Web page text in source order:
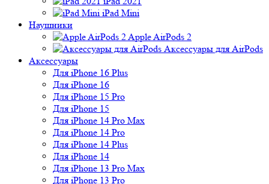
iPad Mini
Наушники
Apple AirPods 2
Аксессуары для AirPods
Аксессуары
Для iPhone 16 Plus
Для iPhone 16
Для iPhone 15 Pro
Для iPhone 15
Для iPhone 14 Pro Max
Для iPhone 14 Pro
Для iPhone 14 Plus
Для iPhone 14
Для iPhone 13 Pro Max
Для iPhone 13 Pro